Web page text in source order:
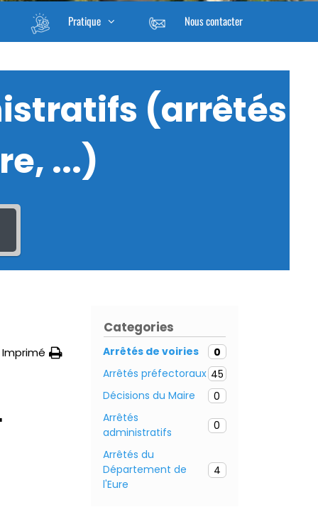
Pratique Nous contacter
(arrêtés
...)
Imprimé
Categories
Arrêtés de voiries
0
Arrêtés préfectoraux 45
Décisions du Maire
0
Arrêtés
administratifs
0
Arrêtés du
Département de
l'Eure
4